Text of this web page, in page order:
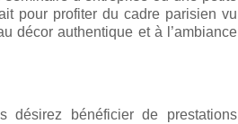
pour profiter du cadre parisien vu
décor authentique et à l’ambiance
bénéficier de prestations